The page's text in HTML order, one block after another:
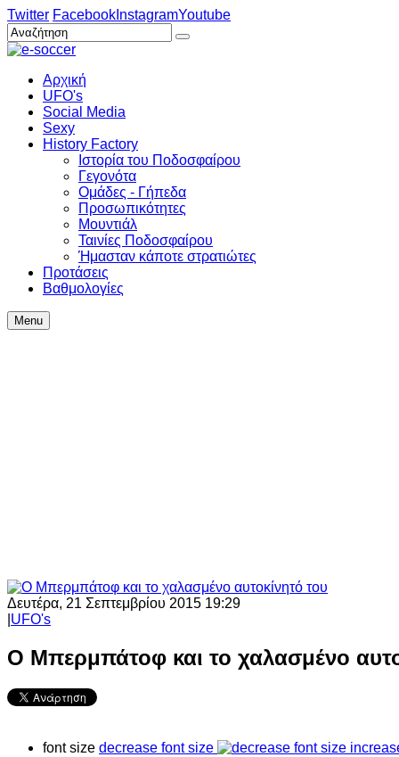
Twitter Facebook InstagramYoutube
Αρχική
UFO's
Social Media
Sexy
History Factory
Ιστορία του Ποδοσφαίρου
Γεγονότα
Ομάδες - Γήπεδα
Προσωπικότητες
Μουντιάλ
Ταινίες Ποδοσφαίρου
Ήμασταν κάποτε στρατιώτες
Προτάσεις
Βαθμολογίες
Menu
Δευτέρα, 21 Σεπτεμβρίου 2015 19:29
UFO's
Ο Μπερμπάτοφ και το χαλασμένο
font size decrease font size